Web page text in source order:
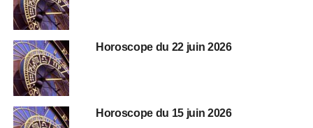
Horoscope du 22 juin 2026
Horoscope du 15 juin 2026